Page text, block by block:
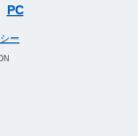
PC
ー